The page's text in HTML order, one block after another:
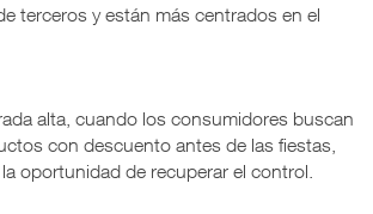
terceros y están más centrados en el
alta, cuando los consumidores buscan
con descuento antes de las fiestas,
oportunidad de recuperar el control.